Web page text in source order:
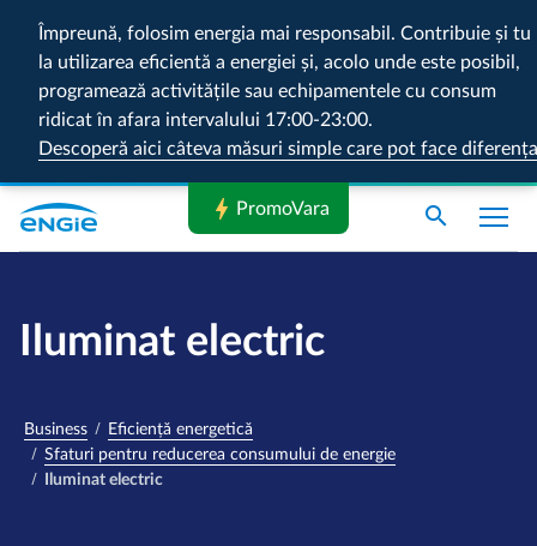
Împreună, folosim energia mai responsabil. Contribuie și tu
la utilizarea eficientă a energiei și, acolo unde este posibil,
programează activitățile sau echipamentele cu consum
ridicat în afara intervalului 17:00-23:00.
Descoperă aici câteva măsuri simple care pot face diferența
search
Iluminat electric
Business
Eficiență energetică
Sfaturi pentru reducerea consumului de energie
Iluminat electric
bolt PromoVara